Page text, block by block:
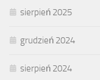
sierpień 2025
grudzień 2024
sierpień 2024